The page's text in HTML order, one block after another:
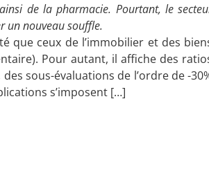
de la pharmacie. Pourtant, le
un nouveau souffle.
que ceux de l’immobilier et des
Pour autant, il affiche des
sous-évaluations de l’ordre de -
s’imposent […]